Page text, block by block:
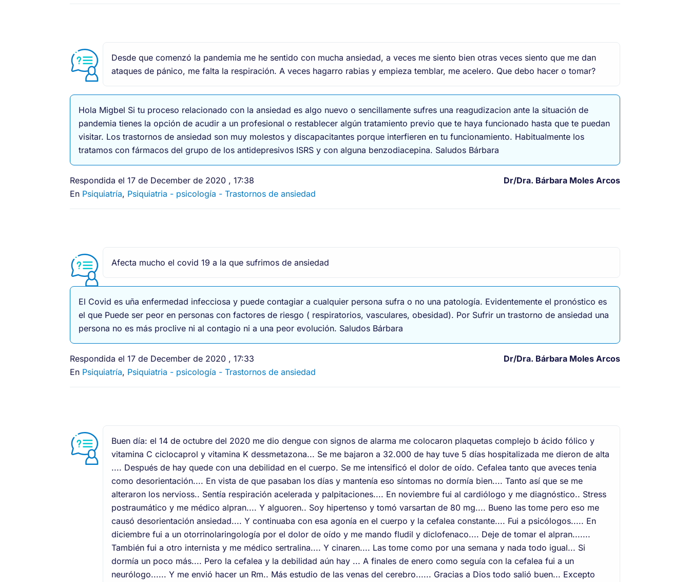
Desde que comenzó la pandemia me he sentido con mucha ansiedad, a veces me siento bien otras veces siento que me dan
ataques de pánico, me falta la respiración. A veces hagarro rabias y empieza temblar, me acelero. Que debo hacer o tomar?
Hola Migbel Si tu proceso relacionado con la ansiedad es algo nuevo o sencillamente sufres una reagudizacion ante la situación de
pandemia tienes la opción de acudir a un profesional o restablecer algún tratamiento previo que te haya funcionado hasta que te puedan
visitar. Los trastornos de ansiedad son muy molestos y discapacitantes porque interfieren en tu funcionamiento. Habitualmente los
tratamos con fármacos del grupo de los antidepresivos ISRS y con alguna benzodiacepina. Saludos Bárbara
Respondida el 17 de December de 2020 , 17:38 Dr/Dra. Bárbara Moles Arcos
En Psiquiatría, Psiquiatria - psicología - Trastornos de ansiedad
Afecta mucho el covid 19 a la que sufrimos de ansiedad
El Covid es uña enfermedad infecciosa y puede contagiar a cualquier persona sufra o no una patología. Evidentemente el pronóstico es
el que Puede ser peor en personas con factores de riesgo ( respiratorios, vasculares, obesidad). Por Sufrir un trastorno de ansiedad una
persona no es más proclive ni al contagio ni a una peor evolución. Saludos Bárbara
Respondida el 17 de December de 2020 , 17:33 Dr/Dra. Bárbara Moles Arcos
En Psiquiatría, Psiquiatria - psicología - Trastornos de ansiedad
Buen día: el 14 de octubre del 2020 me dio dengue con signos de alarma me colocaron plaquetas complejo b ácido fólico y
vitamina C ciclocaprol y vitamina K dessmetazona... Se me bajaron a 32.000 de hay tuve 5 días hospitalizada me dieron de alta
.... Después de hay quede con una debilidad en el cuerpo. Se me intensificó el dolor de oído. Cefalea tanto que aveces tenia
como desorientación.... En vista de que pasaban los días y mantenía eso síntomas no dormía bien.... Tanto así que se me
alteraron los nervioss.. Sentía respiración acelerada y palpitaciones.... En noviembre fui al cardiólogo y me diagnóstico.. Stress
postraumático y me médico alpran.... Y alguoren.. Soy hipertenso y tomó varsartan de 80 mg.... Bueno las tome pero eso me
causó desorientación ansiedad.... Y continuaba con esa agonía en el cuerpo y la cefalea constante.... Fui a psicólogos..... En
diciembre fui a un otorrinolaringología por el dolor de oído y me mando fludil y diclofenaco.... Deje de tomar el alpran.......
También fui a otro internista y me médico sertralina.... Y cinaren.... Las tome como por una semana y nada todo igual... Si
dormía un poco más.... Pero la cefalea y la debilidad aún hay ... A finales de enero como seguía con la cefalea fui a un
neurólogo...... Y me envió hacer un Rm.. Más estudio de las venas del cerebro...... Gracias a Dios todo salió buen... Excepto